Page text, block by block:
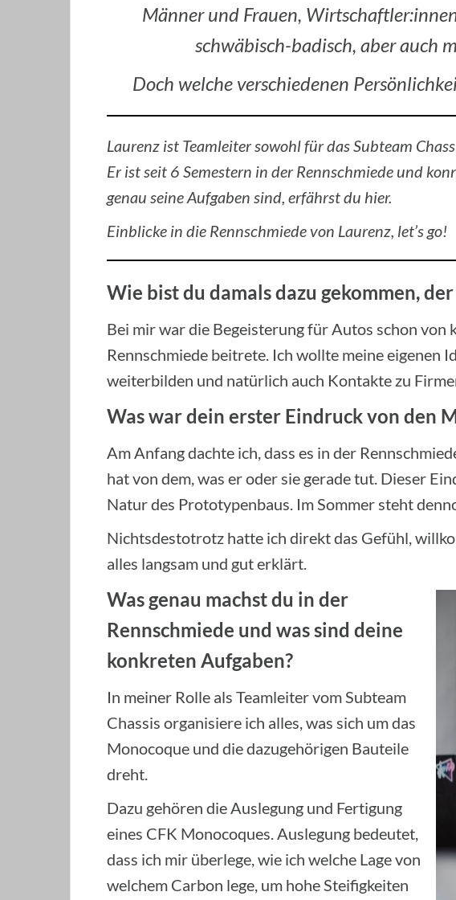
Männer und Frauen,
schwäbisch-badisch, aber auch
Doch welche verschiedenen
Laurenz ist Teamleiter sowohl für das Subteam
Er ist seit 6 Semestern in der Rennschmiede und
genau seine Aufgaben sind, erfährst du hier.
Einblicke in die Rennschmiede von Laurenz, let’s go!
Wie bist du damals dazu gekommen,
Bei mir war die Begeisterung für Autos schon von
Rennschmiede beitrete. Ich wollte meine eigenen
weiterbilden und natürlich auch Kontakte zu
Was war dein erster Eindruck von den
Am Anfang dachte ich, dass es in der
hat von dem, was er oder sie gerade tut. Dieser
Natur des Prototypenbaus. Im Sommer steht
Nichtsdestotrotz hatte ich direkt das Gefühl,
alles langsam und gut erklärt.
Was genau machst du in der
Rennschmiede und was sind deine
konkreten Aufgaben?
In meiner Rolle als Teamleiter vom Subteam
Chassis organisiere ich alles, was sich um das
Monocoque und die dazugehörigen Bauteile
dreht.
Dazu gehören die Auslegung und Fertigung
eines CFK Monocoques. Auslegung bedeutet,
dass ich mir überlege, wie ich welche Lage von
welchem Carbon lege, um hohe Steifigkeiten